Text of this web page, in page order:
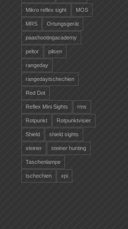
Mikro reflex sight MOS
MRS Ortungsgerät
paashootingacademy
peltor pilsen
rangeday
rangedaytschechien
Red Dot
Reflex Mini Sights rms
Rotpunkt Rotpunktvisier
Shield shield sights
steiner steiner hunting
Taschenlampe
tschechien xpi